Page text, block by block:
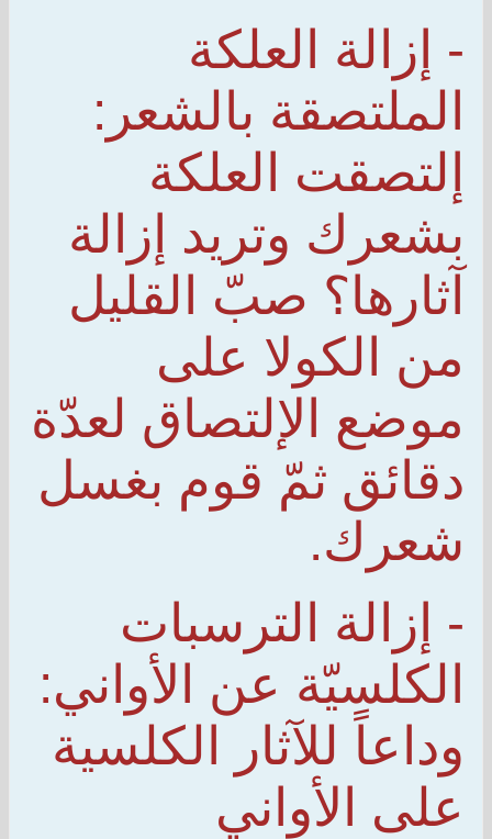
- إزالة العلكة
الملتصقة بالشعر:
إلتصقت العلكة
بشعرك وتريد إزالة
آثارها؟ صبّ القليل
من الكولا على
موضع الإلتصاق لعدّة
دقائق ثمّ قوم بغسل
شعرك.
- إزالة الترسبات
الكلسيّة عن الأواني:
وداعاً للآثار الكلسية
على الأواني